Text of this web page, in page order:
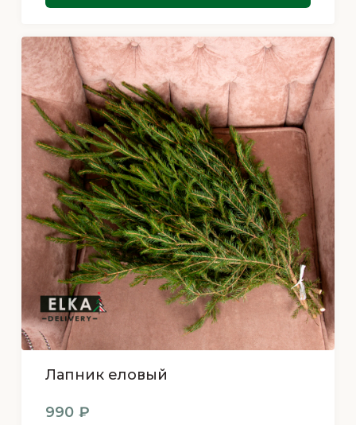
Лапник еловый
990 ₽